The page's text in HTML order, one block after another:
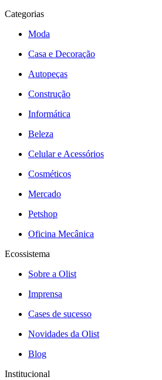
Categorias
Moda
Casa e Decoração
Autopeças
Construção
Informática
Beleza
Celular e Acessórios
Cosméticos
Mercado
Petshop
Oficina Mecânica
Ecossistema
Sobre a Olist
Imprensa
Cases de sucesso
Novidades da Olist
Blog
Institucional